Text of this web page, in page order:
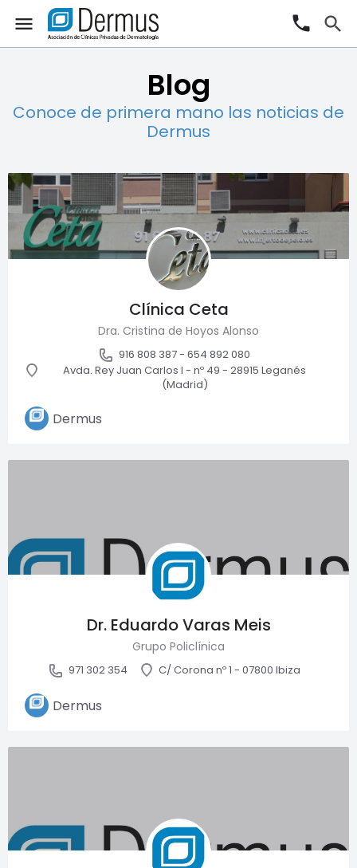
menu phone search
Blog
Conoce de primera mano las noticias de
Dermus
Clínica Ceta
Dra. Cristina de Hoyos Alonso
916 808 387 - 654 892 080
Avda. Rey Juan Carlos I - nº 49 - 28915 Leganés
(Madrid)
Dermus
Dr. Eduardo Varas Meis
Grupo Policlínica
971 302 354 C/ Corona nº 1 - 07800 Ibiza
Dermus